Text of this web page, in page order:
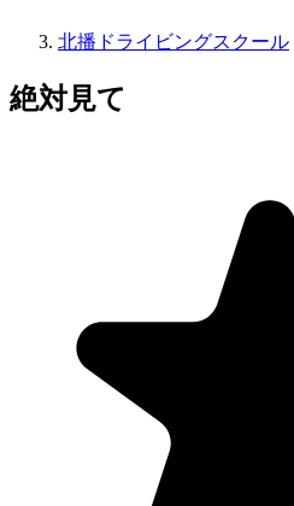
北播ドライビングスクール
絶対見て